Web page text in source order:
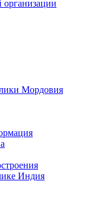
организации
Мордовия
Индия